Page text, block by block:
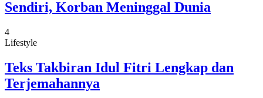
Sendiri, Korban Meninggal Dunia
4
Lifestyle
Teks Takbiran Idul Fitri Lengkap dan
Terjemahannya